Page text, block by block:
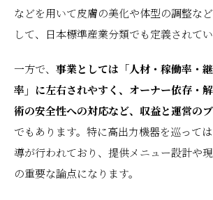
などを用いて皮膚の美化や体型の調整な
して、日本標準産業分類でも定義されてい
一方で、 事業としては「人材・稼働率・
率」に左右されやすく、オーナー依存・
術の安全性への対応など、収益と運営の
でもあります。特に高出力機器を巡って
導が行われており、提供メニュー設計や
の重要な論点になります。